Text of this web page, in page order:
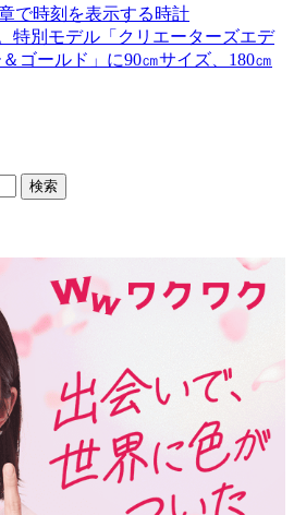
で時刻を表示する時計
特別モデル「クリエーターズエデ
ゴールド」に90㎝サイズ、180㎝